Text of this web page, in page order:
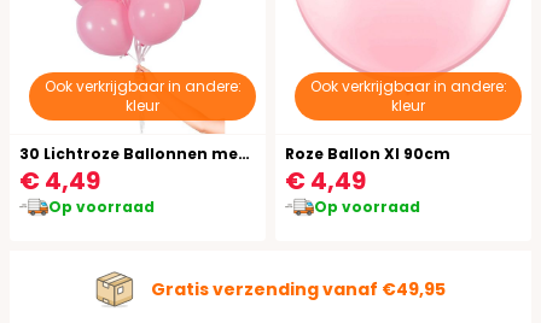
Ook verkrijgbaar in andere:
kleur
30 Lichtroze Ballonnen met Lint 23cm
€ 4,49
Op voorraad
Ook verkrijgbaar in andere:
kleur
Roze Ballon Xl 90cm
€ 4,49
Op voorraad
Gratis verzending vanaf €49,95